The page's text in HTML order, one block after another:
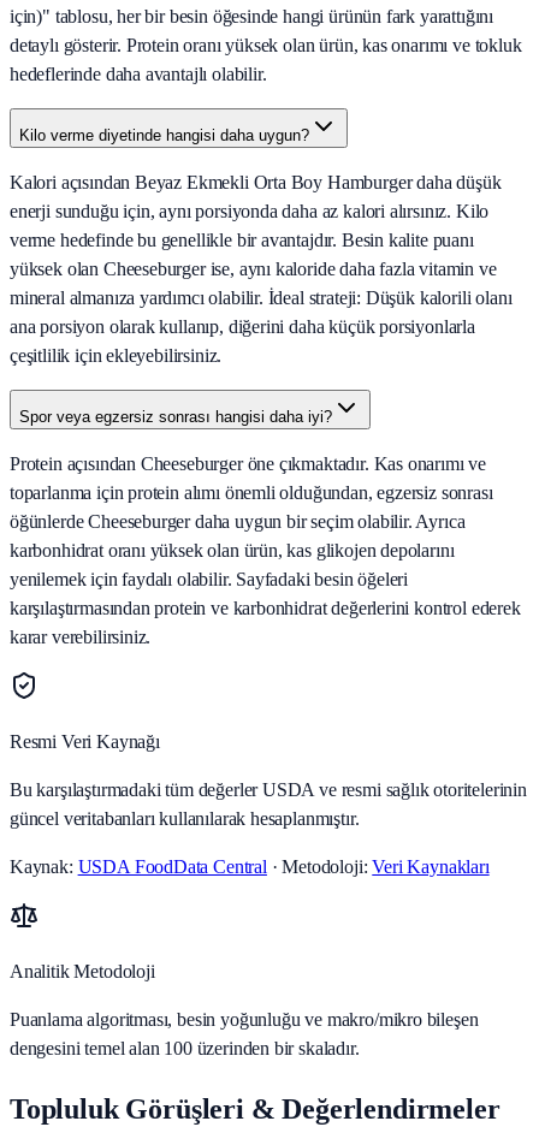
için)" tablosu, her bir besin öğesinde hangi ürünün fark yarattığını
detaylı gösterir. Protein oranı yüksek olan ürün, kas onarımı ve tokluk
hedeflerinde daha avantajlı olabilir.
Kilo verme diyetinde hangisi daha uygun?
Kalori açısından Beyaz Ekmekli Orta Boy Hamburger daha düşük
enerji sunduğu için, aynı porsiyonda daha az kalori alırsınız. Kilo
verme hedefinde bu genellikle bir avantajdır. Besin kalite puanı
yüksek olan Cheeseburger ise, aynı kaloride daha fazla vitamin ve
mineral almanıza yardımcı olabilir. İdeal strateji: Düşük kalorili olanı
ana porsiyon olarak kullanıp, diğerini daha küçük porsiyonlarla
çeşitlilik için ekleyebilirsiniz.
Spor veya egzersiz sonrası hangisi daha iyi?
Protein açısından Cheeseburger öne çıkmaktadır. Kas onarımı ve
toparlanma için protein alımı önemli olduğundan, egzersiz sonrası
öğünlerde Cheeseburger daha uygun bir seçim olabilir. Ayrıca
karbonhidrat oranı yüksek olan ürün, kas glikojen depolarını
yenilemek için faydalı olabilir. Sayfadaki besin öğeleri
karşılaştırmasından protein ve karbonhidrat değerlerini kontrol ederek
karar verebilirsiniz.
Resmi Veri Kaynağı
Bu karşılaştırmadaki tüm değerler USDA ve resmi sağlık otoritelerinin
güncel veritabanları kullanılarak hesaplanmıştır.
Kaynak: USDA FoodData Central · Metodoloji:Veri Kaynakları
Analitik Metodoloji
Puanlama algoritması, besin yoğunluğu ve makro/mikro bileşen
dengesini temel alan 100 üzerinden bir skaladır.
Topluluk Görüşleri & Değerlendirmeler